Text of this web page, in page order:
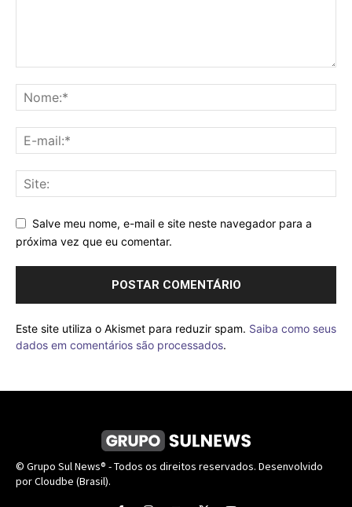
Salve meu nome, e-mail e site neste navegador para a
próxima vez que eu comentar.
Este site utiliza o Akismet para reduzir spam. Saiba como seus
dados em comentários são processados.
© Grupo Sul News® - Todos os direitos reservados. Desenvolvido
por Cloudbe (Brasil).